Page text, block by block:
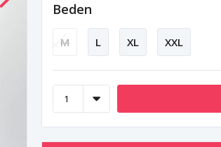
Beden
M L XL XXL